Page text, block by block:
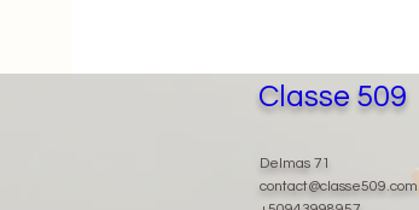
Classe 509
Delmas 71
contact@classe509.com